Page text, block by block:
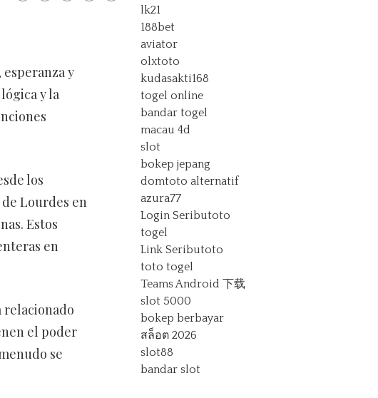
y
y la
los
Lourdes en
Estos
en
relacionado
el poder
se
lk21
188bet
aviator
olxtoto
kudasakti168
togel online
bandar togel
macau 4d
slot
bokep jepang
domtoto alternatif
azura77
Login Seributoto
togel
Link Seributoto
toto togel
Teams Android 下载
slot 5000
bokep berbayar
สล็อต 2026
slot88
bandar slot